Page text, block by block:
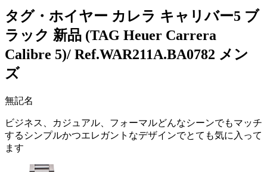
タグ・ホイヤー カレラ キャリバー5 ブ
ラック 新品 (TAG Heuer Carrera
Calibre 5)/ Ref.WAR211A.BA0782 メン
ズ
無記名
ビジネス、カジュアル、フォーマルどんなシーンでもマッチ
するシンプルかつエレガントなデザインでとても気に入って
ます